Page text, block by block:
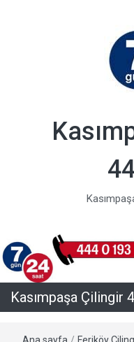
Kasımpaşa Çilingir
Ana sayfa / Feriköy